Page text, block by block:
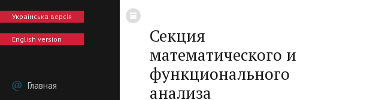
Українська версія
English version
Главная
Секция
математического и
функционального
анализа